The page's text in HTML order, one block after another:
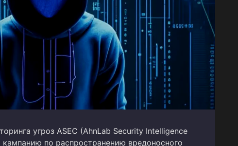
угроз ASEC (AhnLab Security Intelligence
по распространению вредоносного